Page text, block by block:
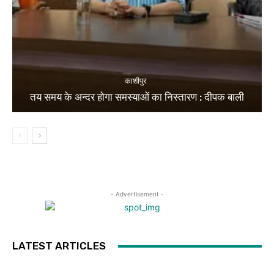
काशीपुर
तय समय के अन्दर होगा समस्याओं का निस्तारण : दीपक बाली
- Advertisement -
LATEST ARTICLES